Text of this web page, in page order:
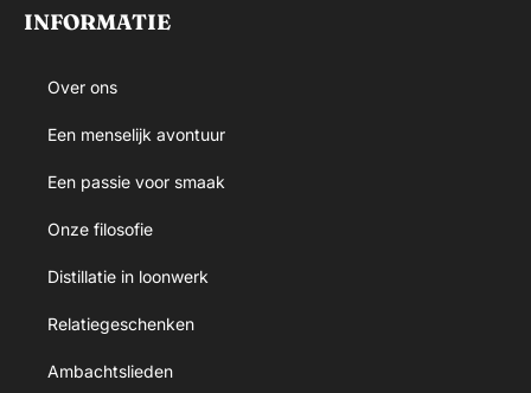
INFORMATIE
Over ons
Een menselijk avontuur
Een passie voor smaak
Onze filosofie
Distillatie in loonwerk
Relatiegeschenken
Ambachtslieden